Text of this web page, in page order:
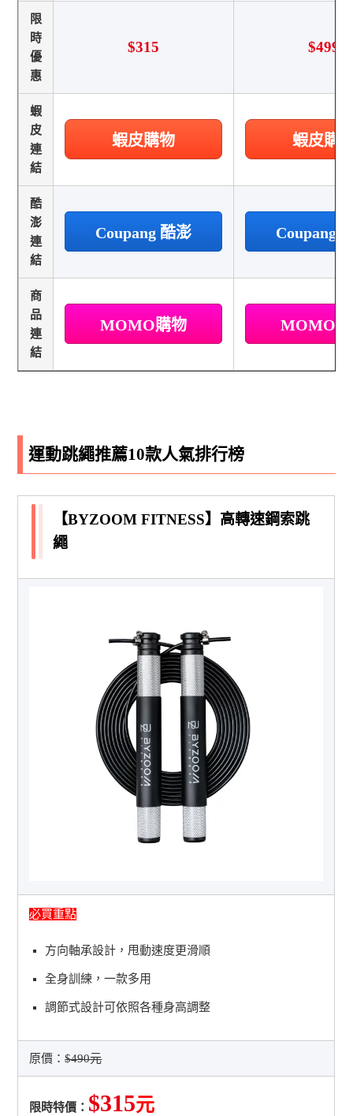
限
時
優
惠
$315 $499
蝦
皮
連
結
蝦皮購物 蝦皮購
酷
澎
連
結
Coupang 酷澎 Coupang
商
品
連
結
MOMO購物 MOMO
運動跳繩推薦10款人氣排行榜
【BYZOOM FITNESS】高轉速鋼索跳
繩
必買重點
方向軸承設計，甩動速度更滑順
全身訓練，一款多用
調節式設計可依照各種身高調整
原價：$490元
限時特價： $315元